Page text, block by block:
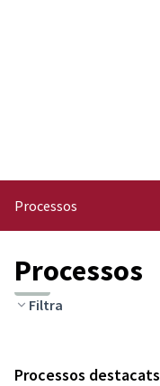
Processos
Processos
Filtra
Processos destacats